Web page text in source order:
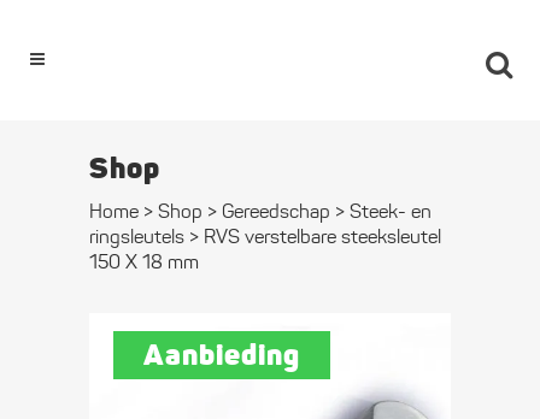
Shop
Home > Shop > Gereedschap > Steek- en
ringsleutels > RVS verstelbare steeksleutel
150 X 18 mm
Aanbieding